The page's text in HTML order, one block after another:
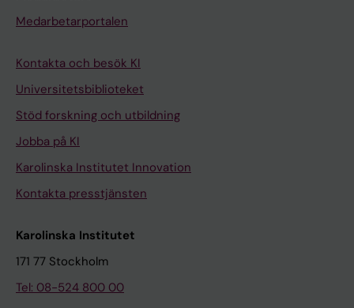
Medarbetarportalen
Kontakta och besök KI
Universitetsbiblioteket
Stöd forskning och utbildning
Jobba på KI
Karolinska Institutet Innovation
Kontakta presstjänsten
Karolinska Institutet
171 77 Stockholm
Tel: 08-524 800 00